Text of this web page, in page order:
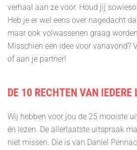
verhaal aan ze voor. Houd jij
Heb je er wel eens over nagedacht
maar ook volwassenen graag
Misschien een idee voor vanavond?
of aan je partner!
DE 10 RECHTEN VAN IEDERE
Wij hebben voor jou de 25 mooiste
én lezen. De allerlaatste uitspraak
niet missen. Die is van Daniel